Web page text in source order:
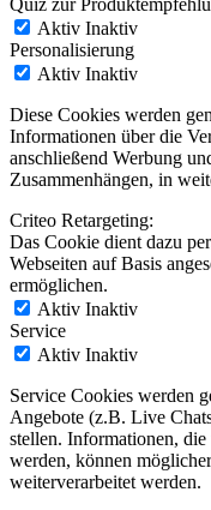
Quiz zur
Aktiv Inaktiv
Personalisierung
Aktiv Inaktiv
Diese Cookies werden
Informationen über die
anschließend Werbung
Zusammenhängen, in
Criteo Retargeting:
Das Cookie dient dazu
Webseiten auf Basis
ermöglichen.
Aktiv Inaktiv
Service
Aktiv Inaktiv
Service Cookies werden
Angebote (z.B. Live
stellen. Informationen,
werden, können
weiterverarbeitet werden.